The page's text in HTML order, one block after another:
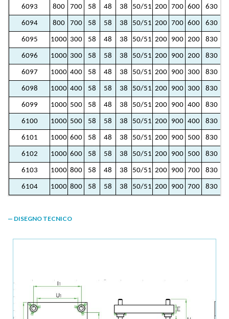
6093 800 700 58 48 38 50/51 200 700 600 630
6094 800 700 58 58 38 50/51 200 700 600 630
6095 1000 300 58 48 38 50/51 200 900 200 830
6096 1000 300 58 58 38 50/51 200 900 200 830
6097 1000 400 58 48 38 50/51 200 900 300 830
6098 1000 400 58 58 38 50/51 200 900 300 830
6099 1000 500 58 48 38 50/51 200 900 400 830
6100 1000 500 58 58 38 50/51 200 900 400 830
6101 1000 600 58 48 38 50/51 200 900 500 830
6102 1000 600 58 58 38 50/51 200 900 500 830
6103 1000 800 58 48 38 50/51 200 900 700 830
6104 1000 800 58 58 38 50/51 200 900 700 830
— DISEGNO TECNICO